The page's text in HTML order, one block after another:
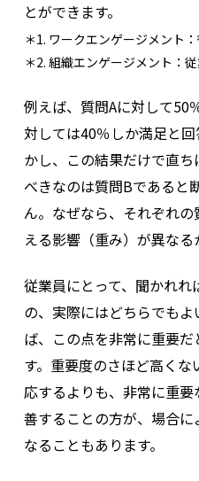
とができます。
＊1. ワークエンゲージメント
＊2. 組織エンゲージメント：
例えば、質問Aに対して50
対しては40％しか満足と
かし、この結果だけで直
べきなのは質問Bであると
ん。なぜなら、それぞれ
える影響（重み）が異なる
従業員にとって、聞かれ
の、実際にはどちらでも
ば、この点を非常に重要
す。重要度のさほど高く
応するよりも、非常に重
善することの方が、場合
なることもあります。